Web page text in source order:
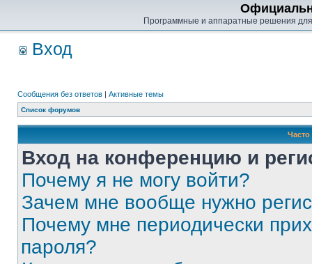
Программные и аппаратные решения
Вход
Сообщения без ответов | Активные темы
Список форумов
Вход на конференцию и
Почему я не могу войти?
Зачем мне вообще нужно
Почему мне периодически
пароля?